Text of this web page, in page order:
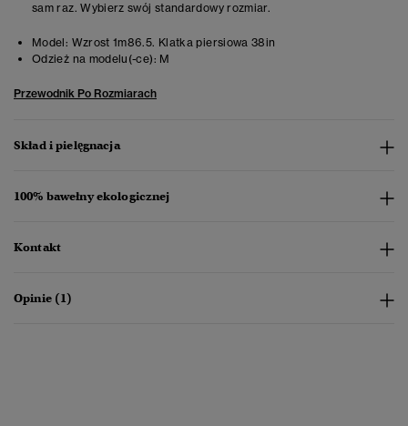
sam raz. Wybierz swój standardowy rozmiar.
Model: Wzrost 1m86.5. Klatka piersiowa 38in
Odzież na modelu(-ce): M
Przewodnik Po Rozmiarach
Skład i pielęgnacja
100% bawełny ekologicznej
Kontakt
Opinie (1)